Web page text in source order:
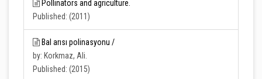
Pollinators and agriculture.
Published: (2011)
Bal arısı polinasyonu /
by: Korkmaz, Ali.
Published: (2015)